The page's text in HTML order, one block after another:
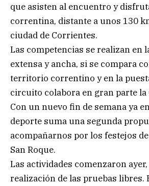
que asisten al encuentro y
correntina, distante a unos 130
ciudad de Corrientes.
Las competencias se realizan en
extensa y ancha, si se compara
territorio correntino y en la
circuito colabora en gran parte la
Con un nuevo fin de semana ya
deporte suma una segunda
acompañarnos por los festejos
San Roque.
Las actividades comenzaron
realización de las pruebas libres.